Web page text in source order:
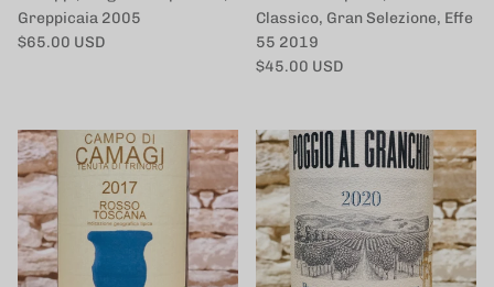
Greppicaia 2005
定価
$65.00 USD
Classico, Gran Selezione, Effe
55 2019
定価
$45.00 USD